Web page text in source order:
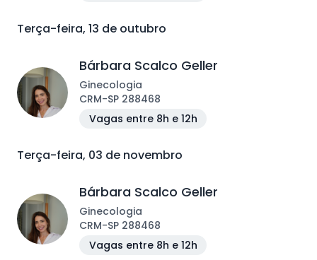
Terça-feira, 13 de outubro
Bárbara Scalco Geller
Ginecologia
CRM-SP 288468
Vagas entre 8h e 12h
Terça-feira, 03 de novembro
Bárbara Scalco Geller
Ginecologia
CRM-SP 288468
Vagas entre 8h e 12h